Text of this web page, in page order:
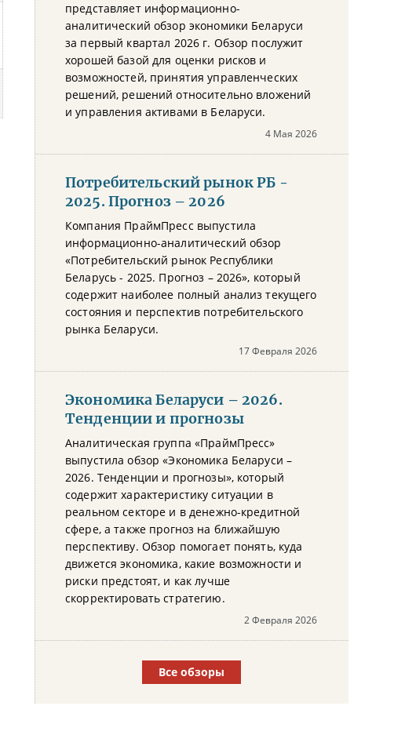
представляет информационно-
аналитический обзор экономики Беларуси
за первый квартал 2026 г. Обзор послужит
хорошей базой для оценки рисков и
возможностей, принятия управленческих
решений, решений относительно вложений
и управления активами в Беларуси.
4 Мая 2026
Потребительский рынок РБ -
2025. Прогноз – 2026
Компания ПраймПресс выпустила
информационно-аналитический обзор
«Потребительский рынок Республики
Беларусь - 2025. Прогноз – 2026», который
содержит наиболее полный анализ текущего
состояния и перспектив потребительского
рынка Беларуси.
17 Февраля 2026
Экономика Беларуси – 2026.
Тенденции и прогнозы
Аналитическая группа «ПраймПресс»
выпустила обзор «Экономика Беларуси –
2026. Тенденции и прогнозы», который
содержит характеристику ситуации в
реальном секторе и в денежно-кредитной
сфере, а также прогноз на ближайшую
перспективу. Обзор помогает понять, куда
движется экономика, какие возможности и
риски предстоят, и как лучше
скорректировать стратегию.
2 Февраля 2026
Все обзоры